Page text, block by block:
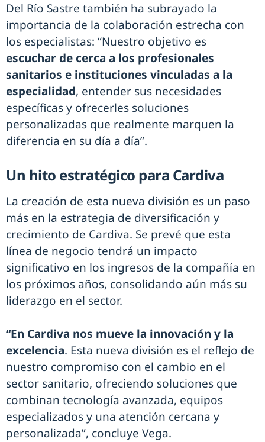
Del Río Sastre también ha subrayado la
importancia de la colaboración estrecha con
los especialistas: “Nuestro objetivo es
escuchar de cerca a los profesionales
sanitarios e instituciones vinculadas a la
especialidad, entender sus necesidades
específicas y ofrecerles soluciones
personalizadas que realmente marquen la
diferencia en su día a día”.
Un hito estratégico para Cardiva
La creación de esta nueva división es un paso
más en la estrategia de diversificación y
crecimiento de Cardiva. Se prevé que esta
línea de negocio tendrá un impacto
significativo en los ingresos de la compañía en
los próximos años, consolidando aún más su
liderazgo en el sector.
“En Cardiva nos mueve la innovación y la
excelencia. Esta nueva división es el reflejo de
nuestro compromiso con el cambio en el
sector sanitario, ofreciendo soluciones que
combinan tecnología avanzada, equipos
especializados y una atención cercana y
personalizada”, concluye Vega.